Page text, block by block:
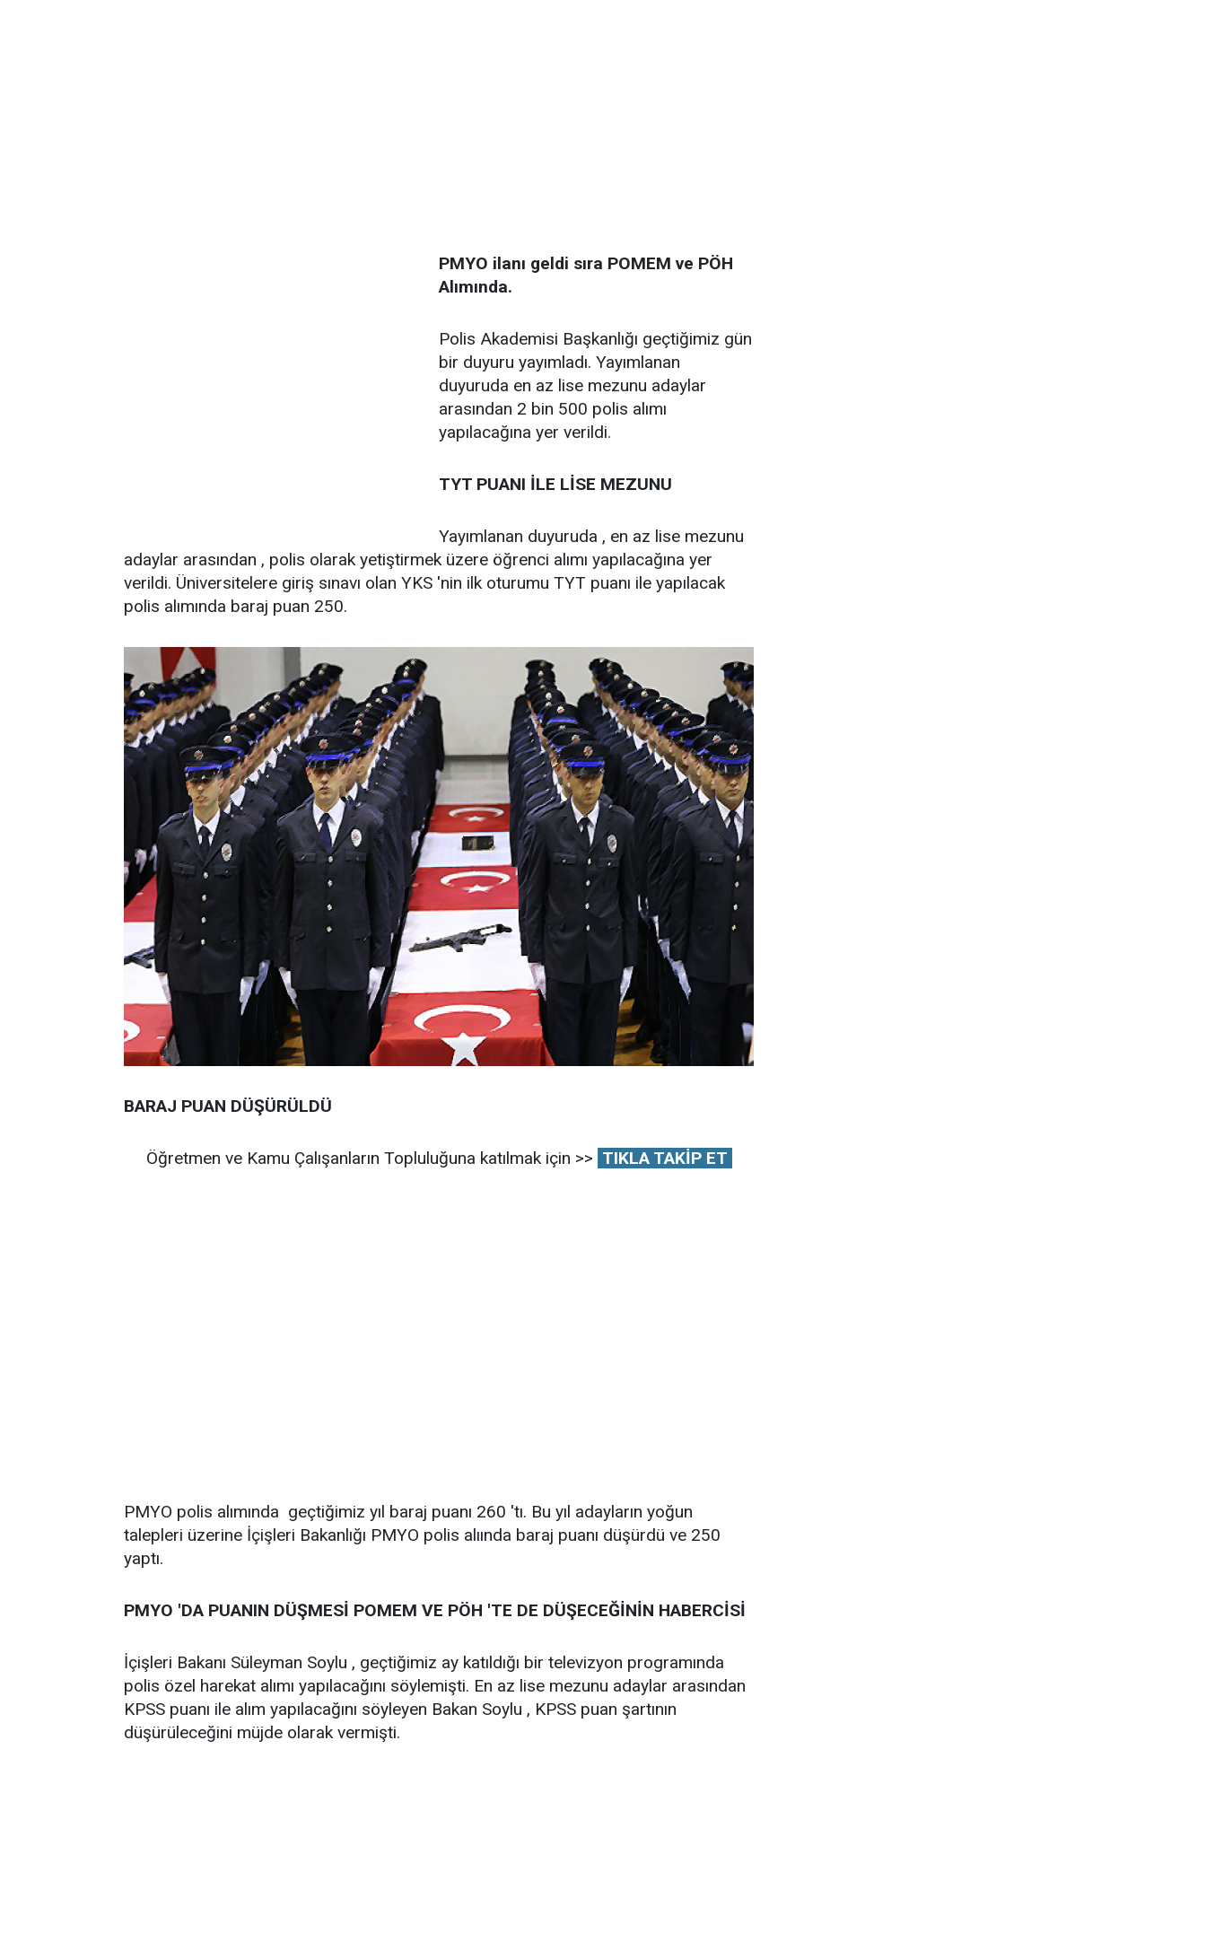
PMYO ilanı geldi sıra POMEM ve PÖH
Alımında.
Polis Akademisi Başkanlığı geçtiğimiz gün
bir duyuru yayımladı. Yayımlanan
duyuruda en az lise mezunu adaylar
arasından 2 bin 500 polis alımı
yapılacağına yer verildi.
TYT PUANI İLE LİSE MEZUNU
Yayımlanan duyuruda , en az lise mezunu
adaylar arasından , polis olarak yetiştirmek üzere öğrenci alımı yapılacağına yer
verildi. Üniversitelere giriş sınavı olan YKS 'nin ilk oturumu TYT puanı ile yapılacak
polis alımında baraj puan 250.
BARAJ PUAN DÜŞÜRÜLDÜ
Öğretmen ve Kamu Çalışanların Topluluğuna katılmak için >> TIKLA TAKİP ET
PMYO polis alımında geçtiğimiz yıl baraj puanı 260 'tı. Bu yıl adayların yoğun
talepleri üzerine İçişleri Bakanlığı PMYO polis alıında baraj puanı düşürdü ve 250
yaptı.
PMYO 'DA PUANIN DÜŞMESİ POMEM VE PÖH 'TE DE DÜŞECEĞİNİN HABERCİSİ
İçişleri Bakanı Süleyman Soylu , geçtiğimiz ay katıldığı bir televizyon programında
polis özel harekat alımı yapılacağını söylemişti. En az lise mezunu adaylar arasından
KPSS puanı ile alım yapılacağını söyleyen Bakan Soylu , KPSS puan şartının
düşürüleceğini müjde olarak vermişti.